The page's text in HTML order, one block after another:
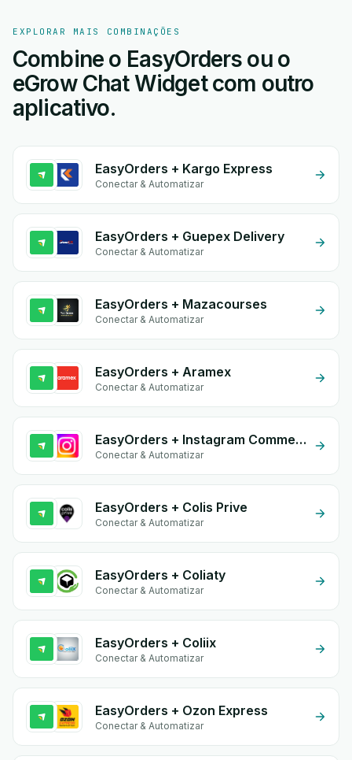
EXPLORAR MAIS COMBINAÇÕES
Combine o EasyOrders ou o
eGrow Chat Widget com outro
aplicativo.
EasyOrders + Kargo Express
Conectar & Automatizar
EasyOrders + Guepex Delivery
Conectar & Automatizar
EasyOrders + Mazacourses
Conectar & Automatizar
EasyOrders + Aramex
Conectar & Automatizar
EasyOrders + Instagram Comment
Conectar & Automatizar
EasyOrders + Colis Prive
Conectar & Automatizar
EasyOrders + Coliaty
Conectar & Automatizar
EasyOrders + Coliix
Conectar & Automatizar
EasyOrders + Ozon Express
Conectar & Automatizar